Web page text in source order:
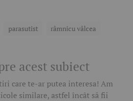
parasutist râmnicu vâlcea
acest subiect
care te-ar putea interesa! Am
similare, astfel încât să fii